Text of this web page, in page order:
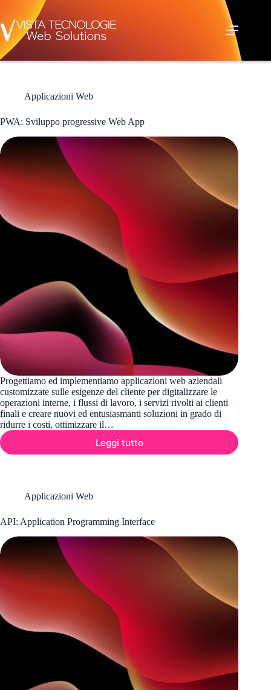
contenuto
Applicazioni Web
PWA: Sviluppo progressive Web App
Progettiamo ed implementiamo applicazioni web aziendali
customizzate sulle esigenze del cliente per digitalizzare le
operazioni interne, i flussi di lavoro, i servizi rivolti ai clienti
finali e creare nuovi ed entusiasmanti soluzioni in grado di
ridurre i costi, ottimizzare il…
Leggi tutto
PWA:
Applicazioni Web
API: Application Programming Interface